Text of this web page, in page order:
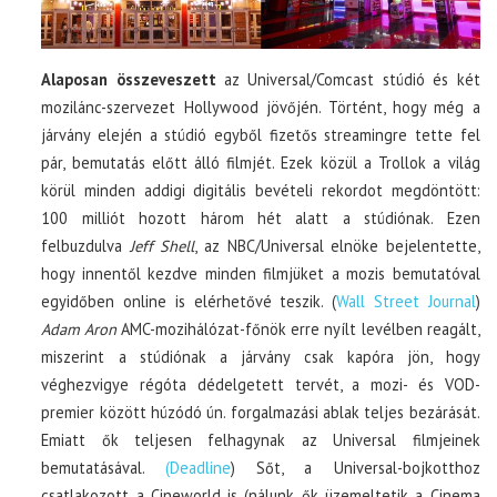
Alaposan összeveszett az Universal/Comcast stúdió és két
mozilánc-szervezet Hollywood jövőjén. Történt, hogy még a
járvány elején a stúdió egyből fizetős streamingre tette fel
pár, bemutatás előtt álló filmjét. Ezek közül a Trollok a világ
körül minden addigi digitális bevételi rekordot megdöntött:
100 milliót hozott három hét alatt a stúdiónak. Ezen
felbuzdulva Jeff Shell, az NBC/Universal elnöke bejelentette,
hogy innentől kezdve minden filmjüket a mozis bemutatóval
egyidőben online is elérhetővé teszik. (Wall Street Journal)
Adam AronAMC-mozihálózat-főnök erre nyílt levélben reagált,
miszerint a stúdiónak a járvány csak kapóra jön, hogy
véghezvigye régóta dédelgetett tervét, a mozi- és VOD-
premier között húzódó ún. forgalmazási ablak teljes bezárását.
Emiatt ők teljesen felhagynak az Universal filmjeinek
bemutatásával.(Deadline) Sőt, a Universal-bojkotthoz